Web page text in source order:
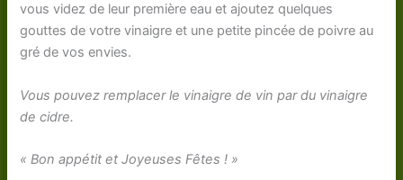
vous videz de leur première eau et ajoutez quelques
gouttes de votre vinaigre et une petite pincée de poivre au
gré de vos envies.
Vous pouvez remplacer le vinaigre de vin par du vinaigre
de cidre.
« Bon appétit et Joyeuses Fêtes ! »